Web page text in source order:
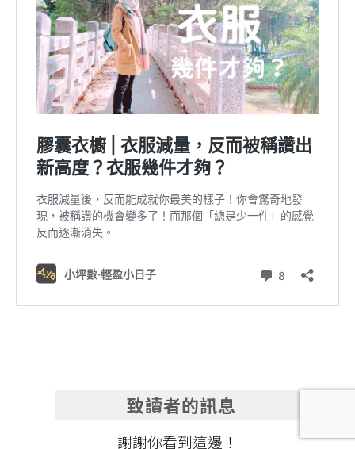
致讀者的訊息
謝謝你看到這邊！